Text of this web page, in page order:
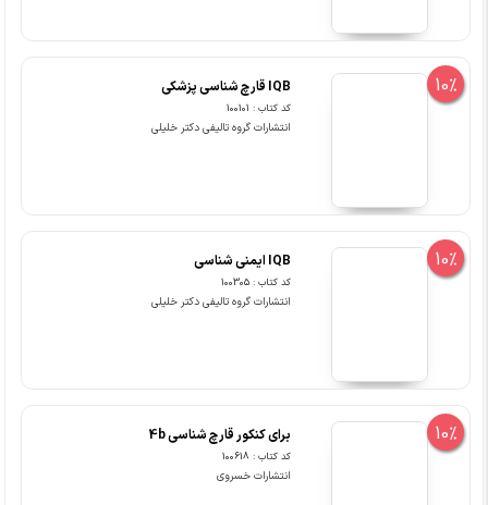
10% IQB قارچ شناسی پزشکی
کد کتاب : 100101
انتشارات گروه تالیفی دکتر خلیلی
10% IQB ایمنی شناسی
کد کتاب : 100305
انتشارات گروه تالیفی دکتر خلیلی
10% برای کنکور قارچ شناسی 4b
کد کتاب : 100618
انتشارات خسروی